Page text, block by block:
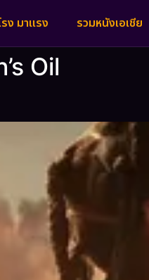
ง มาแรง รวมหนังเอเชีย
Oil